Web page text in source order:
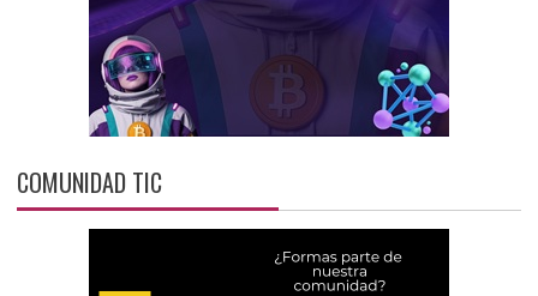
COMUNIDAD TIC